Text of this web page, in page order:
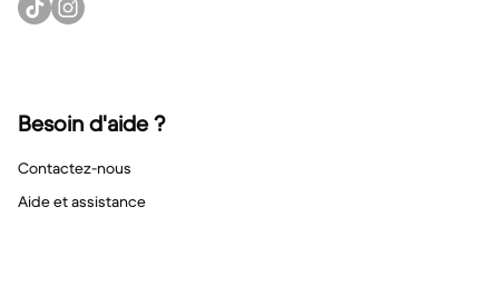
Besoin d'aide ?
Contactez-nous
Aide et assistance